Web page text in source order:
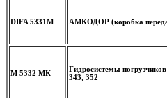
DIFA 5331M АМКОДОР (коробка
М 5332 МК
Гидросистемы
343, 352